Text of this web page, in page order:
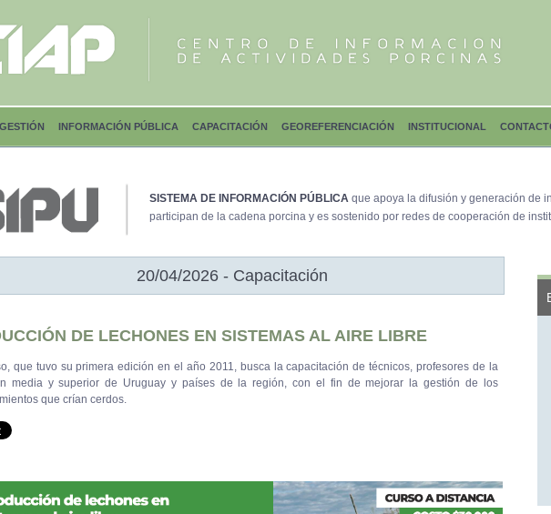
GESTIÓN INFORMACIÓN PÚBLICA CAPACITACIÓN GEOREFERENCIACIÓN INSTITUCIONAL
SISTEMA DE INFORMACIÓN PÚBLICAque apoya la difusión y generación de
participan de la cadena porcina y es sostenido por redes de cooperación de
20/04/2026 - Capacitación
DE LECHONES EN SISTEMAS AL AIRE LIBRE
que tuvo su primera edición en el año 2011, busca la capacitación de técnicos, profesores de la
media y superior de Uruguay y países de la región, con el fin de mejorar la gestión de los
que crían cerdos.